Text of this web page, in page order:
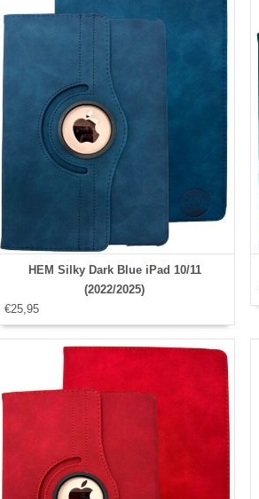
HEM Silky Dark Blue iPad 10/11
(2022/2025)
€25,95